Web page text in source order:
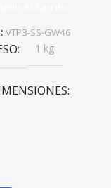
VTP3-SS-GW46
1 kg